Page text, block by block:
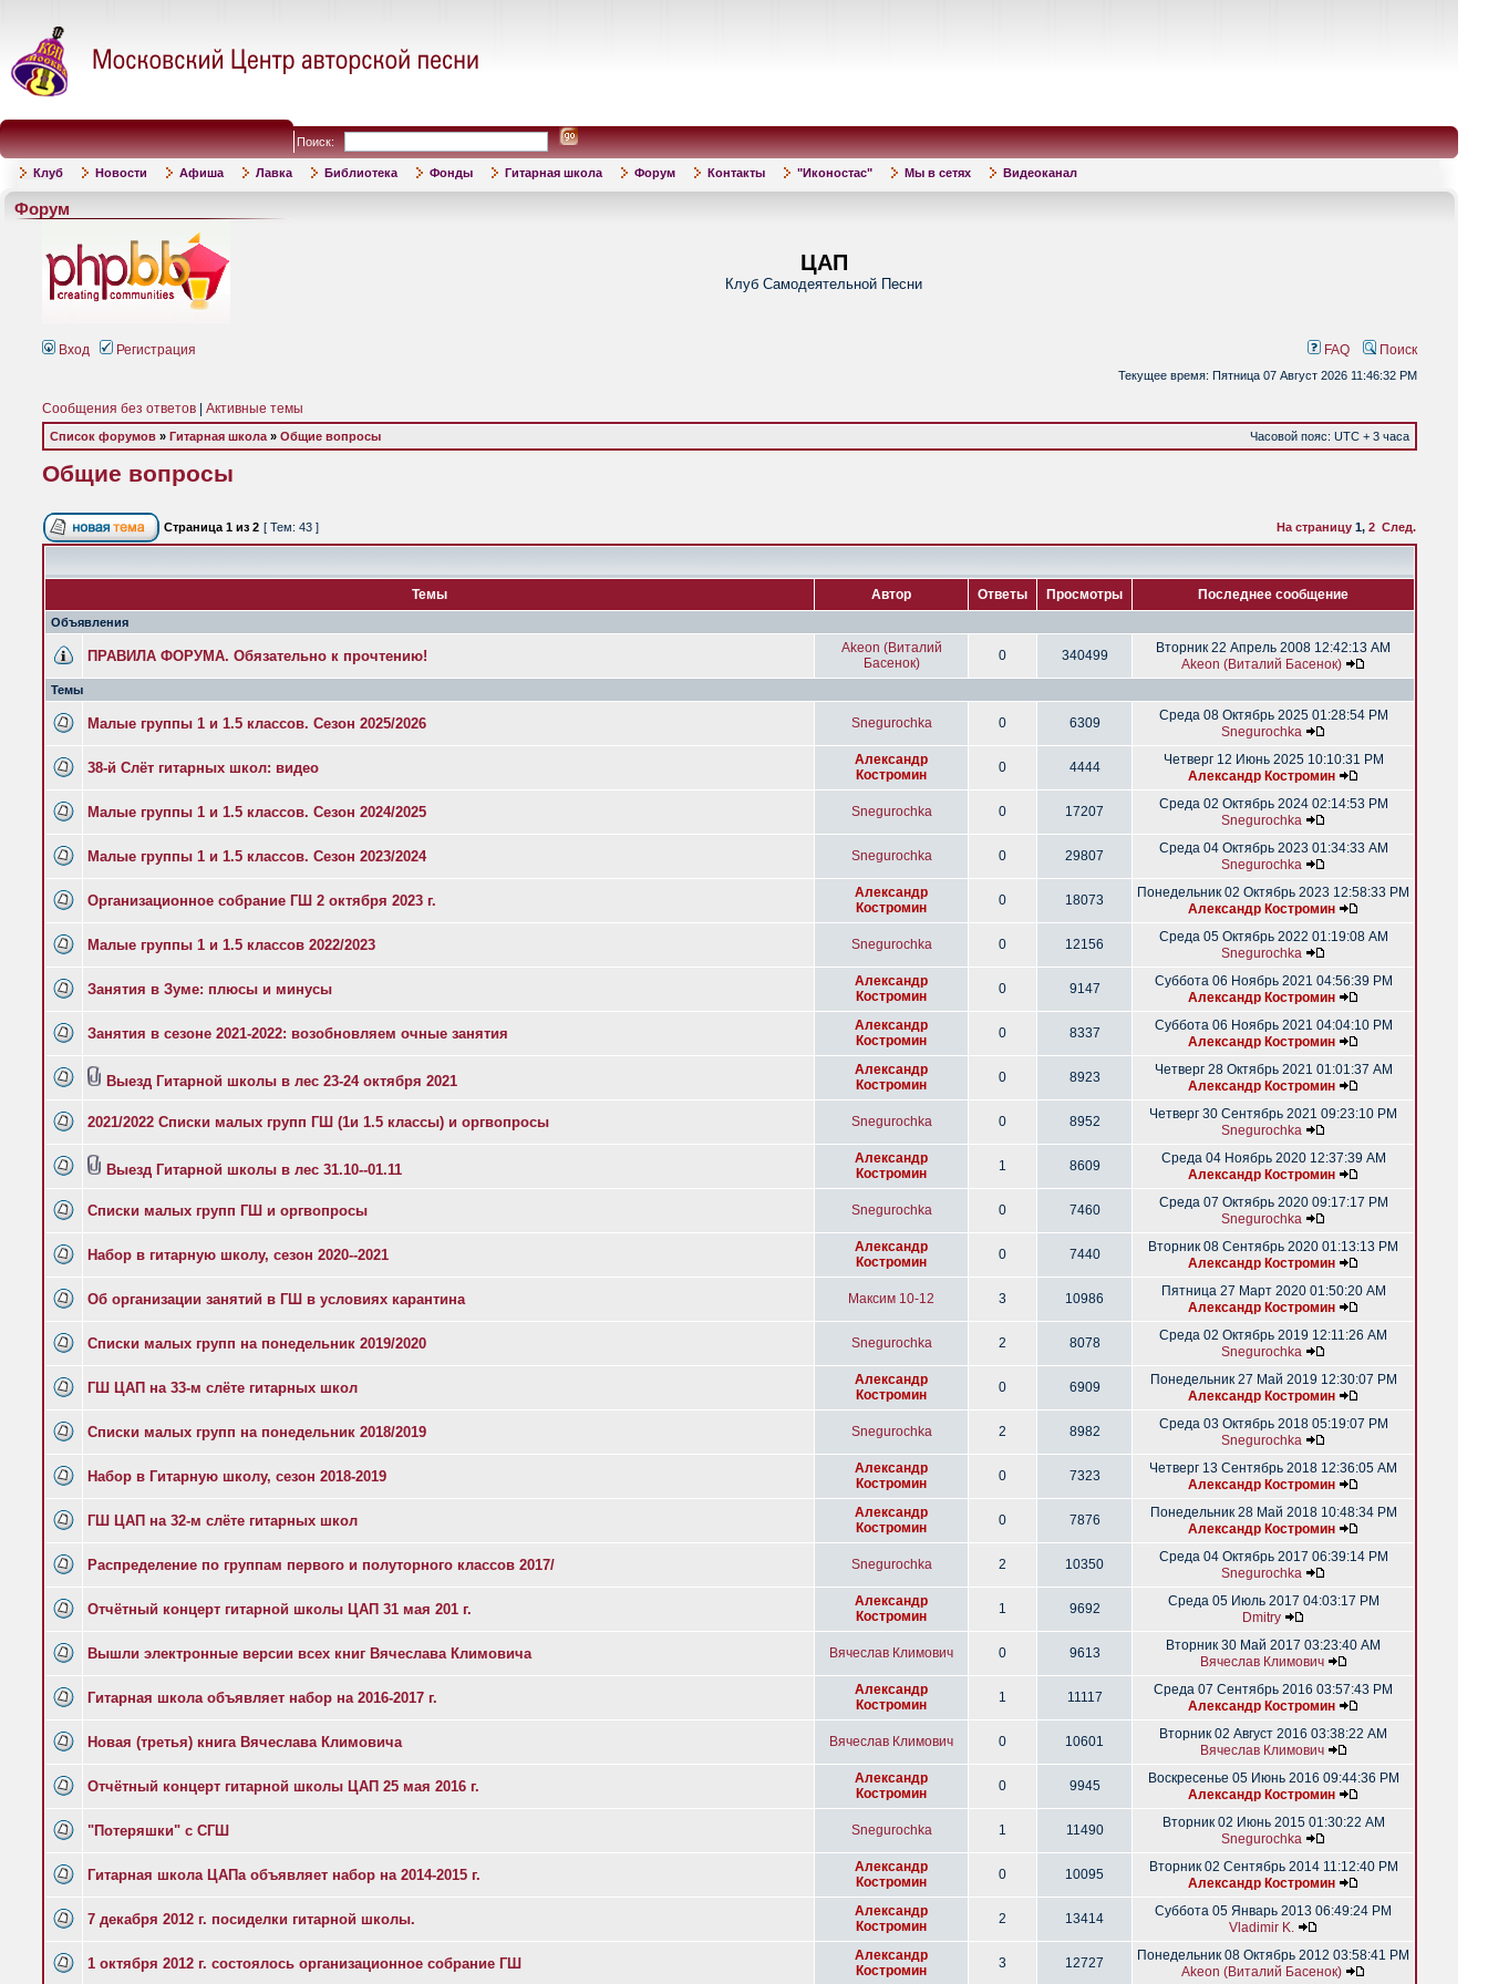
Поиск:
Клуб Новости Афиша Лавка Библиотека Фонды Гитарная школа Форум Контакты "Иконостас" Мы в сетях Видеоканал
Форум
ЦАП
Клуб Самодеятельной Песни
Вход Регистрация FAQ Поиск
Текущее время: Пятница 07 Август 2026 11:46:32 PM
Сообщения без ответов Активные темы
Список форумов » Гитарная школа » Общие вопросы Часовой пояс: UTC + 3 часа
Общие вопросы
Страница 1 из 2 [ Тем: 43 ] На страницу 1, 2 След.
Темы Автор Ответы Просмотры Последнее сообщение
Объявления
ПРАВИЛА ФОРУМА. Обязательно к прочтению!
Akeon (Виталий
Басенок)
0 340499
Вторник 22 Апрель 2008 12:42:13 AM
Akeon (Виталий Басенок)
Темы
Малые группы 1 и 1.5 классов. Сезон 2025/2026 Snegurochka 0 6309
Среда 08 Октябрь 2025 01:28:54 PM
Snegurochka
38-й Слёт гитарных школ: видео
Александр
Костромин
0 4444
Четверг 12 Июнь 2025 10:10:31 PM
Александр Костромин
Малые группы 1 и 1.5 классов. Сезон 2024/2025 Snegurochka 0 17207
Среда 02 Октябрь 2024 02:14:53 PM
Snegurochka
Малые группы 1 и 1.5 классов. Сезон 2023/2024 Snegurochka 0 29807
Среда 04 Октябрь 2023 01:34:33 AM
Snegurochka
Организационное собрание ГШ 2 октября 2023 г.
Александр
Костромин
0 18073
Понедельник 02 Октябрь 2023 12:58:33 PM
Александр Костромин
Малые группы 1 и 1.5 классов 2022/2023 Snegurochka 0 12156
Среда 05 Октябрь 2022 01:19:08 AM
Snegurochka
Занятия в Зуме: плюсы и минусы
Александр
Костромин
0 9147
Суббота 06 Ноябрь 2021 04:56:39 PM
Александр Костромин
Занятия в сезоне 2021-2022: возобновляем очные занятия
Александр
Костромин
0 8337
Суббота 06 Ноябрь 2021 04:04:10 PM
Александр Костромин
Выезд Гитарной школы в лес 23-24 октября 2021
Александр
Костромин
0 8923
Четверг 28 Октябрь 2021 01:01:37 AM
Александр Костромин
2021/2022 Списки малых групп ГШ (1и 1.5 классы) и оргвопросы Snegurochka 0 8952
Четверг 30 Сентябрь 2021 09:23:10 PM
Snegurochka
Выезд Гитарной школы в лес 31.10--01.11
Александр
Костромин
1 8609
Среда 04 Ноябрь 2020 12:37:39 AM
Александр Костромин
Списки малых групп ГШ и оргвопросы Snegurochka 0 7460
Среда 07 Октябрь 2020 09:17:17 PM
Snegurochka
Набор в гитарную школу, сезон 2020--2021
Александр
Костромин
0 7440
Вторник 08 Сентябрь 2020 01:13:13 PM
Александр Костромин
Об организации занятий в ГШ в условиях карантина Максим 10-12 3 10986
Пятница 27 Март 2020 01:50:20 AM
Александр Костромин
Списки малых групп на понедельник 2019/2020 Snegurochka 2 8078
Среда 02 Октябрь 2019 12:11:26 AM
Snegurochka
ГШ ЦАП на 33-м слёте гитарных школ
Александр
Костромин
0 6909
Понедельник 27 Май 2019 12:30:07 PM
Александр Костромин
Списки малых групп на понедельник 2018/2019 Snegurochka 2 8982
Среда 03 Октябрь 2018 05:19:07 PM
Snegurochka
Набор в Гитарную школу, сезон 2018-2019
Александр
Костромин
0 7323
Четверг 13 Сентябрь 2018 12:36:05 AM
Александр Костромин
ГШ ЦАП на 32-м слёте гитарных школ
Александр
Костромин
0 7876
Понедельник 28 Май 2018 10:48:34 PM
Александр Костромин
Распределение по группам первого и полуторного классов 2017/ Snegurochka 2 10350
Среда 04 Октябрь 2017 06:39:14 PM
Snegurochka
Отчётный концерт гитарной школы ЦАП 31 мая 201 г.
Александр
Костромин
1 9692
Среда 05 Июль 2017 04:03:17 PM
Dmitry
Вышли электронные версии всех книг Вячеслава Климовича Вячеслав Климович 0 9613
Вторник 30 Май 2017 03:23:40 AM
Вячеслав Климович
Гитарная школа объявляет набор на 2016-2017 г.
Александр
Костромин
1 11117
Среда 07 Сентябрь 2016 03:57:43 PM
Александр Костромин
Новая (третья) книга Вячеслава Климовича Вячеслав Климович 0 10601
Вторник 02 Август 2016 03:38:22 AM
Вячеслав Климович
Отчётный концерт гитарной школы ЦАП 25 мая 2016 г.
Александр
Костромин
0 9945
Воскресенье 05 Июнь 2016 09:44:36 PM
Александр Костромин
"Потеряшки" с СГШ Snegurochka 1 11490
Вторник 02 Июнь 2015 01:30:22 AM
Snegurochka
Гитарная школа ЦАПа объявляет набор на 2014-2015 г.
Александр
Костромин
0 10095
Вторник 02 Сентябрь 2014 11:12:40 PM
Александр Костромин
7 декабря 2012 г. посиделки гитарной школы.
Александр
Костромин
2 13414
Суббота 05 Январь 2013 06:49:24 PM
Vladimir K.
1 октября 2012 г. состоялось организационное собрание ГШ
Александр
Костромин
3 12727
Понедельник 08 Октябрь 2012 03:58:41 PM
Akeon (Виталий Басенок)